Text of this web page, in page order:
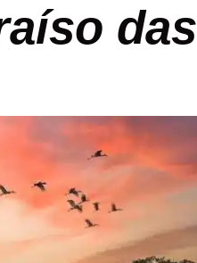
das